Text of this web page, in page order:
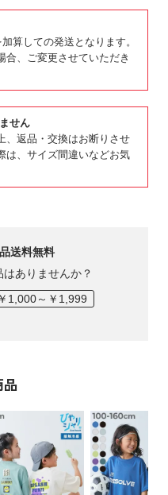
算しての発送となります。
合、ご変更させていただき
せん
、返品・交換はお断りさせ
は、サイズ間違いなどお気
送料無料
ありませんか？
￥1,000～￥1,999